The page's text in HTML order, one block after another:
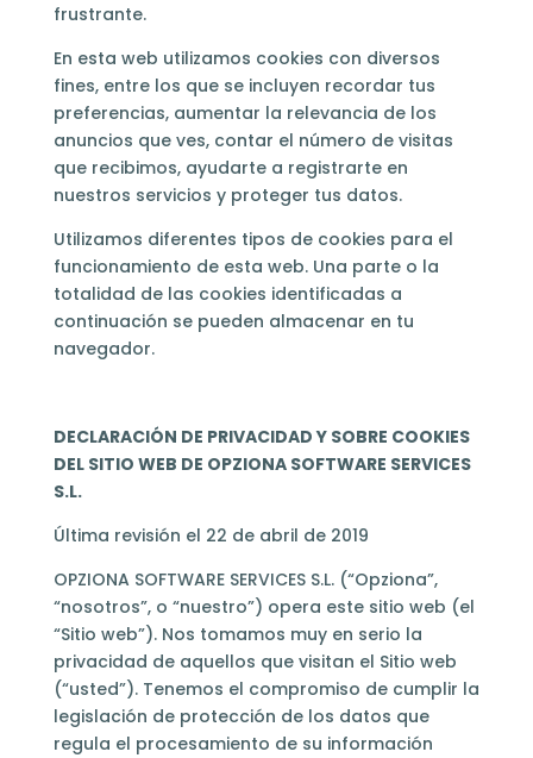
frustrante.
En esta web utilizamos cookies con diversos
fines, entre los que se incluyen recordar tus
preferencias, aumentar la relevancia de los
anuncios que ves, contar el número de visitas
que recibimos, ayudarte a registrarte en
nuestros servicios y proteger tus datos.
Utilizamos diferentes tipos de cookies para el
funcionamiento de esta web. Una parte o la
totalidad de las cookies identificadas a
continuación se pueden almacenar en tu
navegador.
DECLARACIÓN DE PRIVACIDAD Y SOBRE COOKIES
DEL SITIO WEB DE OPZIONA SOFTWARE SERVICES
S.L.
Última revisión el 22 de abril de 2019
OPZIONA SOFTWARE SERVICES S.L. (“Opziona”,
“nosotros”, o “nuestro”) opera este sitio web (el
“Sitio web”). Nos tomamos muy en serio la
privacidad de aquellos que visitan el Sitio web
(“usted”). Tenemos el compromiso de cumplir la
legislación de protección de los datos que
regula el procesamiento de su información